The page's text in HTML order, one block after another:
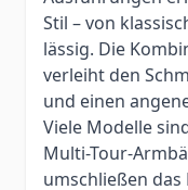
Stil – von
lässig. Die
verleiht den
und einen
Viele Modelle
Multi-Tour-
umschließen